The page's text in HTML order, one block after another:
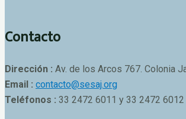
Contacto
Dirección : Av. de los Arcos 767. Colonia
Email : contacto@sesaj.org
Teléfonos : 33 2472 6011 y 33 2472 6012